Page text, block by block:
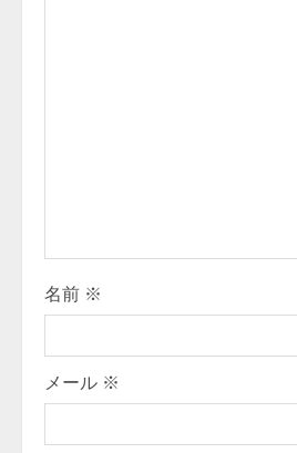
名前 ※
メール ※